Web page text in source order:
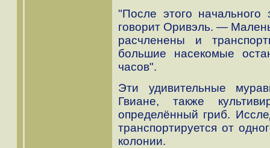
"После этого
говорит Оривэль. —
расчленены и
большие насекомые
часов".
Эти удивительные
Гвиане, также
определённый гриб.
транспортируется от
колонии.